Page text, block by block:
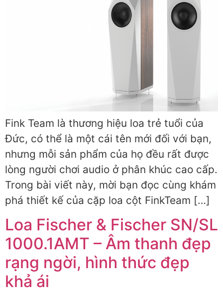
Fink Team là thương hiệu loa trẻ tuổi của
Đức, có thể là một cái tên mới đối với bạn,
nhưng mỗi sản phẩm của họ đều rất được
lòng người chơi audio ở phân khúc cao cấp.
Trong bài viết này, mời bạn đọc cùng khám
phá thiết kế của cặp loa cột FinkTeam […]
Loa Fischer & Fischer SN/SL
1000.1AMT – Âm thanh đẹp
rạng ngời, hình thức đẹp
khả ái